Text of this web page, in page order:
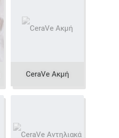
CeraVe Ακμή